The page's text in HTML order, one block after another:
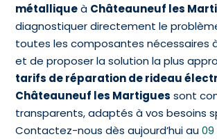
métalliqueà Châteauneuf les
diagnostiquer directement le
toutes les composantes nécessaires
et de proposer la solution la plus
tarifs de réparation de rideau
Châteauneuf les Martigues sont
transparents, adaptés à vos besoins
Contactez-nous dès aujourd’hui au09